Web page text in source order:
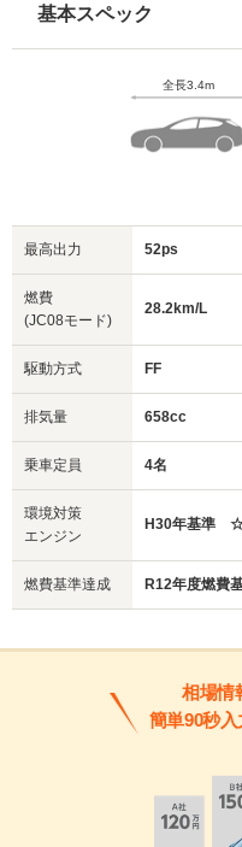
基本スペック
全長3.4m
最高出力 52ps
燃費
(JC08モード)
28.2km/L
駆動方式 FF
排気量 658cc
乗車定員 4名
環境対策
エンジン
H30年基
燃費基準達成 R12年度燃費
相場情
簡単90秒入